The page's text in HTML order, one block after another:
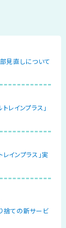
見直しについて
レインプラス」
インプラス」実
捨ての新サービ